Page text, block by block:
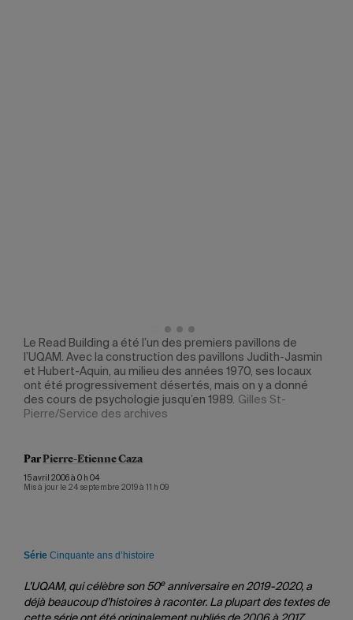
Le Read Building a été l’un des premiers pavillons de
l’UQAM. Avec la construction des pavillons Judith-Jasmin
et Hubert-Aquin, au milieu des années 1970, ses locaux
ont été progressivement désertés, mais on y a donné
des cours de psychologie jusqu’en 1989. Gilles St-
Pierre/Service des archives
ParPierre-Etienne Caza
15 avril 2006 à 0 h 04
Mis à jour le 24 septembre 2019 à 11 h 09
Série Cinquante ans d’histoire
L’UQAM, qui célèbre son 50eanniversaire en 2019-2020, a
déjà beaucoup d’histoires à raconter. La plupart des textes de